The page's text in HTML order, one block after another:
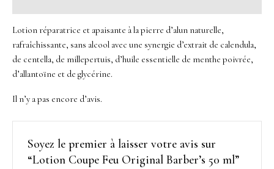
Lotion réparatrice et apaisante à la pierre d’alun naturelle,
rafraîchissante, sans alcool avec une synergie d’extrait de calendula,
de centella, de millepertuis, d’huile essentielle de menthe poivrée,
d’allantoïne et de glycérine.
Il n’y a pas encore d’avis.
Soyez le premier à laisser votre avis sur
“Lotion Coupe Feu Original Barber’s 50 ml”